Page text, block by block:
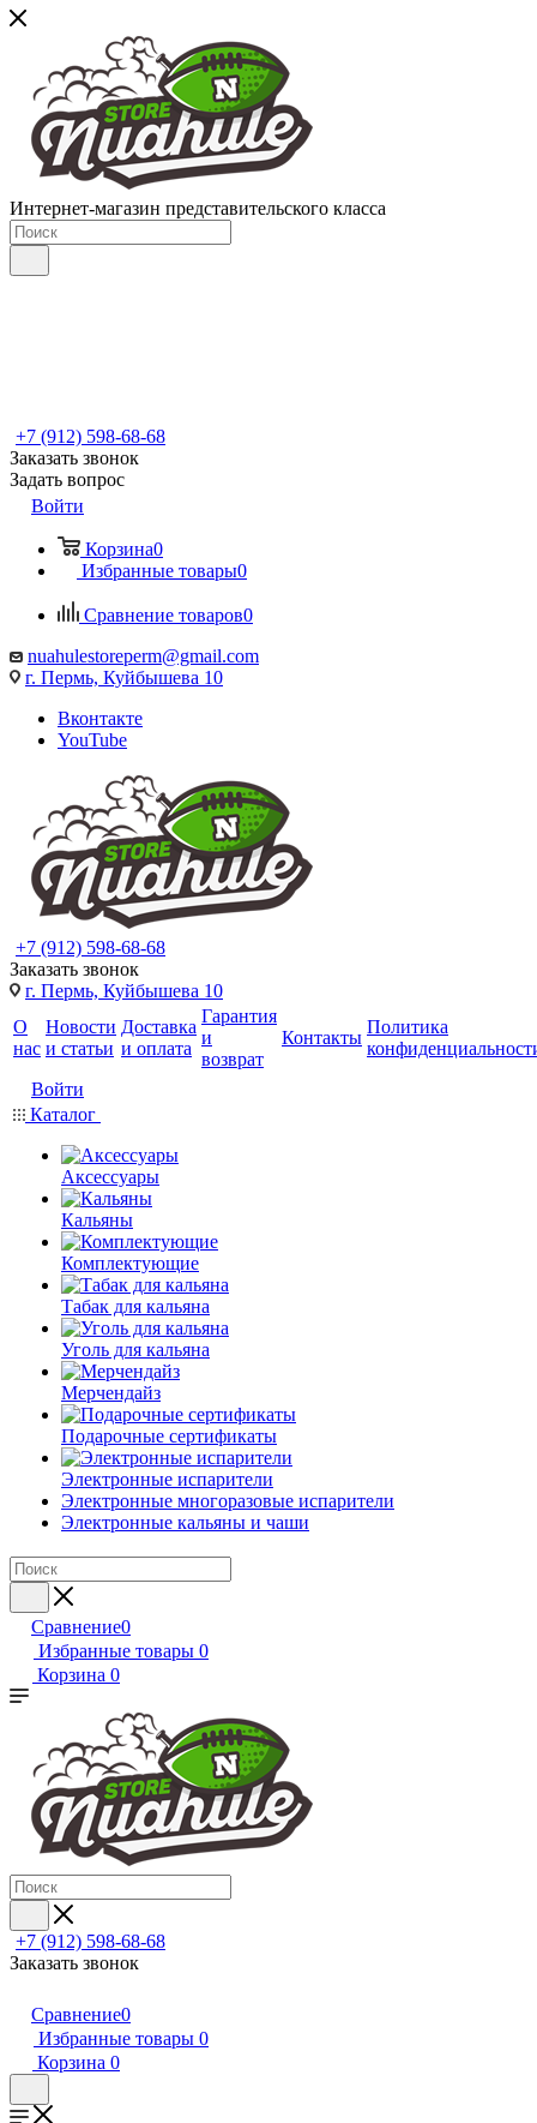
Интернет-магазин представительского класса
+7 (912) 598-68-68
Заказать звонок
Задать вопрос
Войти
Корзина0
Избранные товары0
Сравнение товаров0
nuahulestoreperm@gmail.com
г. Пермь, Куйбышева 10
Вконтакте
YouTube
+7 (912) 598-68-68
Заказать звонок
г. Пермь, Куйбышева 10
О
нас
Новости
и статьи
Доставка
и оплата
Гарантия
и
возврат
Контакты
Политика
Войти
Каталог
Аксессуары
Кальяны
Комплектующие
Табак для кальяна
Уголь для кальяна
Мерчендайз
Подарочные сертификаты
Электронные испарители
Электронные многоразовые испарители
Электронные кальяны и чаши
Сравнение0
Избранные товары 0
Корзина 0
+7 (912) 598-68-68
Заказать звонок
Сравнение0
Избранные товары 0
Корзина 0